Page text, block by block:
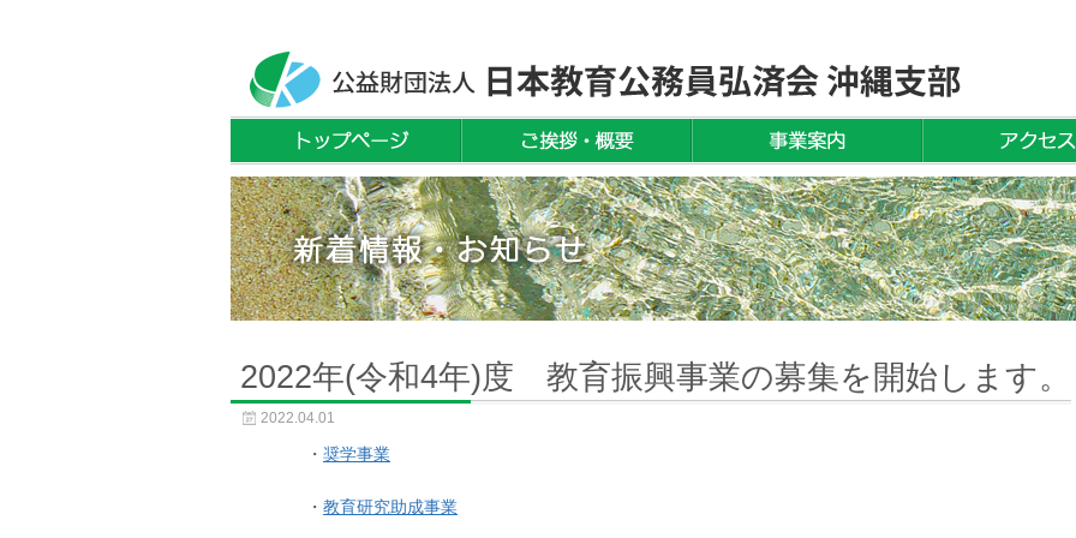
2022年(令和4年)度 教育振興事業の募集を開始します。
2022.04.01
・ 奨学事業
・ 教育研究助成事業